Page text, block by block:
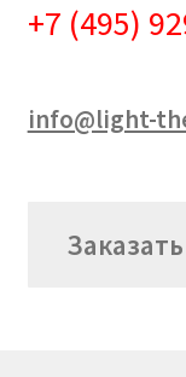
+7 (495)
info@light-